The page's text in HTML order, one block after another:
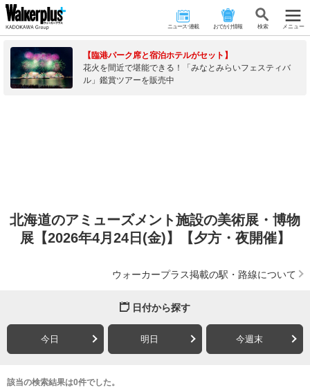
ニュース･連載 おでかけ情報 検 索 メニュー
【臨港パーク席と宿泊ホテルがセット】
花火を間近で堪能できる！「みなとみらいフェスティバ
ル」鑑賞ツアーを販売中
北海道のアミューズメント施設の美術展・博物
展【2026年4月24日(金)】【夕方・夜開催】
ウォーカープラス掲載の駅・路線について
日付から探す
今日 明日 今週末
該当の検索結果は0件でした。